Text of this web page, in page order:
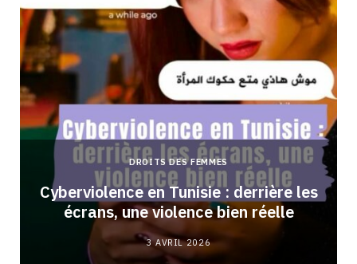
DROITS DES FEMMES
Cyberviolence en Tunisie : derrière les
écrans, une violence bien réelle
3 AVRIL 2026